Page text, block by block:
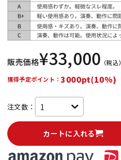
販売価格¥33,000 （税込）
獲得予定ポイント：3000pt(10%)
注文数：
カートに入れる